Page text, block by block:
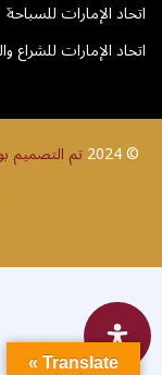
اتحاد الإمارات للسباحة
اتحاد الإمارات للشراع
© 2024 تم التصميم
Translate »